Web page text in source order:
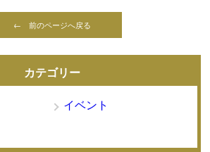
← 前のページへ戻る
カテゴリー
イベント